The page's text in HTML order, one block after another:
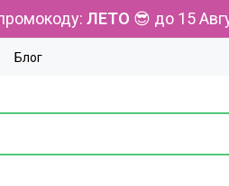
ЛЕТО 😎 до 15
Блог